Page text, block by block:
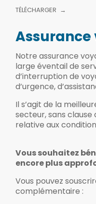
TÉLÉCHARGER
Notre assurance
large éventail de
d’interruption de
d’urgence,
Il s’agit de la
secteur, sans clause
relative aux
Vous souhaitez
encore plus
Vous pouvez
complémentaire :